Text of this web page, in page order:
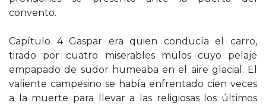
convento.
Capítulo 4 Gaspar era quien conducía el carro,
tirado por cuatro miserables mulos cuyo pelaje
empapado de sudor humeaba en el aire glacial. El
valiente campesino se había enfrentado cien veces
a la muerte para llevar a las religiosas los últimos